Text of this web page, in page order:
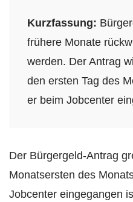
Kurzfassung:
frühere Monate
werden. Der Antrag
den ersten Tag des
er beim Jobcenter
Der Bürgergeld-Antrag
Monatsersten des
Jobcenter eingegangen